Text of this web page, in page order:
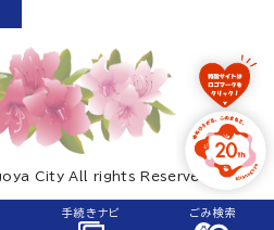
手続きナビ ごみ検索
City All rights Reserved.